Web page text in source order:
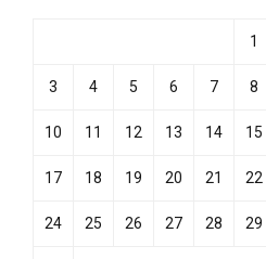
1
3 4 5 6 7 8
10 11 12 13 14 15
17 18 19 20 21 22
24 25 26 27 28 29